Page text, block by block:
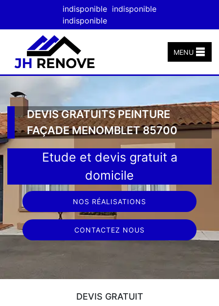
indisponible indisponible
indisponible
MENU
DEVIS GRATUITS PEINTURE
FAÇADE MENOMBLET 85700
Etude et devis gratuit a
domicile
NOS RÉALISATIONS
CONTACTEZ NOUS
DEVIS GRATUIT